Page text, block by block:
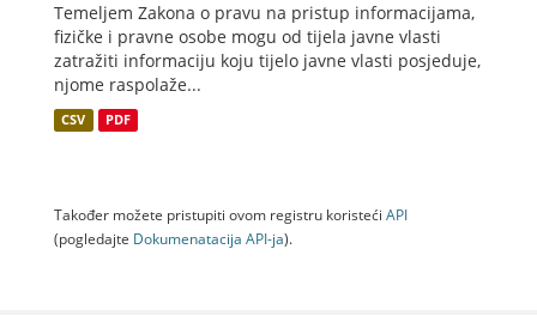
Temeljem Zakona o pravu na pristup informacijama,
fizičke i pravne osobe mogu od tijela javne vlasti
zatražiti informaciju koju tijelo javne vlasti posjeduje,
njome raspolaže...
CSV PDF
Također možete pristupiti ovom registru koristeći API
(pogledajte Dokumenаtаcijа API-jа).